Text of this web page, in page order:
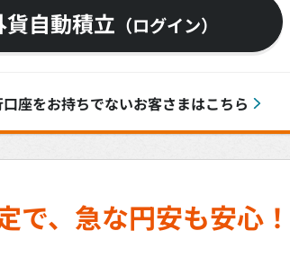
貨自動積立 （ログイン）
座をお持ちでないお客さまはこちら
で、急な円安も安心！